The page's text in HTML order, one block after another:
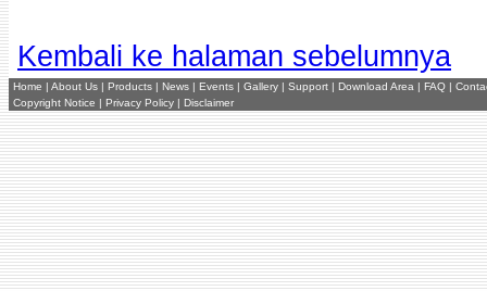
Kembali ke halaman sebelumnya
Home | About Us | Products | News | Events | Gallery | Support | Download Area | FAQ |
Copyright Notice | Privacy Policy | Disclaimer